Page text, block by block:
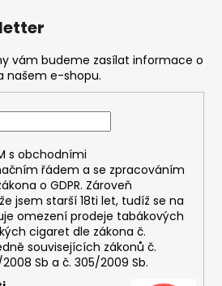
vám budeme zasílat informace o
našem e-shopu.
s obchodními
řádem a se zpracováním
o GDPR. Zároveň
že jsem starší 18ti let, tudíž se na
omezení prodeje tabákových
cigaret dle zákona č.
souvisejících zákonů č.
Sb a č. 305/2009 Sb.